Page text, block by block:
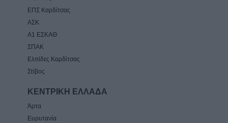
ΕΠΣ Καρδίτσας
ΑΣΚ
Α1 ΕΣΚΑΘ
ΣΠΑΚ
Ελπίδες Καρδίτσας
Στίβος
ΚΕΝΤΡΙΚΗ ΕΛΛΑΔΑ
Άρτα
Ευρυτανία